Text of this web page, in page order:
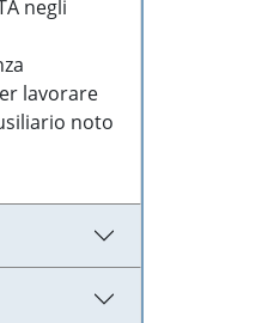
negli
lavorare
noto